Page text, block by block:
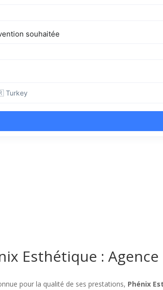
Esthétique :
pour la qualité de ses prestations, Phénix